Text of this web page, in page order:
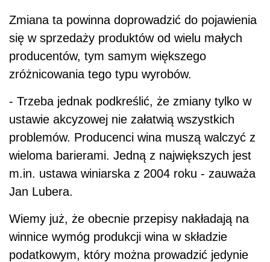
Zmiana ta powinna doprowadzić do pojawienia
się w sprzedaży produktów od wielu małych
producentów, tym samym większego
zróżnicowania tego typu wyrobów.
- Trzeba jednak podkreślić, że zmiany tylko w
ustawie akcyzowej nie załatwią wszystkich
problemów. Producenci wina muszą walczyć z
wieloma barierami. Jedną z największych jest
m.in. ustawa winiarska z 2004 roku - zauważa
Jan Lubera.
Wiemy już, że obecnie przepisy nakładają na
winnice wymóg produkcji wina w składzie
podatkowym, który można prowadzić jedynie